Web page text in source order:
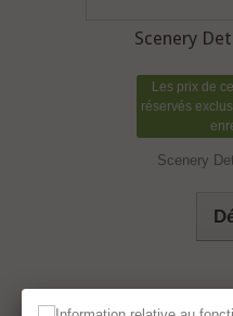
Scenery
Les prix de
réservés
Scenery